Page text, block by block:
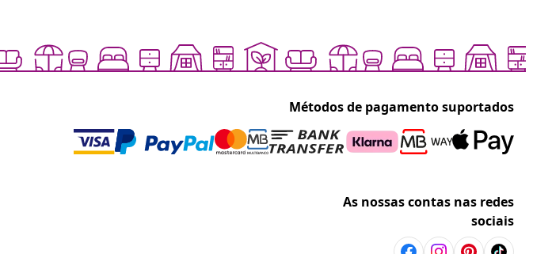
Métodos de pagamento suportados
As nossas contas nas redes
sociais